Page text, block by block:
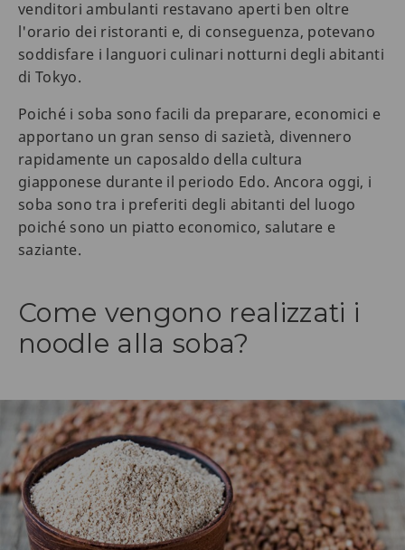
venditori ambulanti restavano aperti ben oltre
l'orario dei ristoranti e, di conseguenza, potevano
soddisfare i languori culinari notturni degli abitanti
di Tokyo.
Poiché i soba sono facili da preparare, economici e
apportano un gran senso di sazietà, divennero
rapidamente un caposaldo della cultura
giapponese durante il periodo Edo. Ancora oggi, i
soba sono tra i preferiti degli abitanti del luogo
poiché sono un piatto economico, salutare e
saziante.
Come vengono realizzati i
noodle alla soba?